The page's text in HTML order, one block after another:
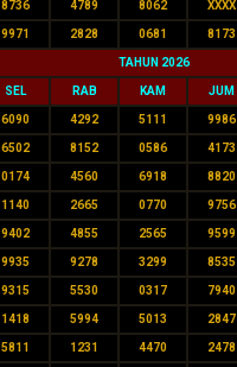
8736 4789 8062 XXXX
9971 2828 0681 8173
TAHUN 2026
SEL RAB KAM JUM
6090 4292 5111 9986
6502 8152 0586 4173
0174 4560 6918 8820
1140 2665 0770 9756
9402 4855 2565 9599
9935 9278 3299 8535
9315 5530 0317 7940
1418 5994 5013 2847
5811 1231 4470 2478